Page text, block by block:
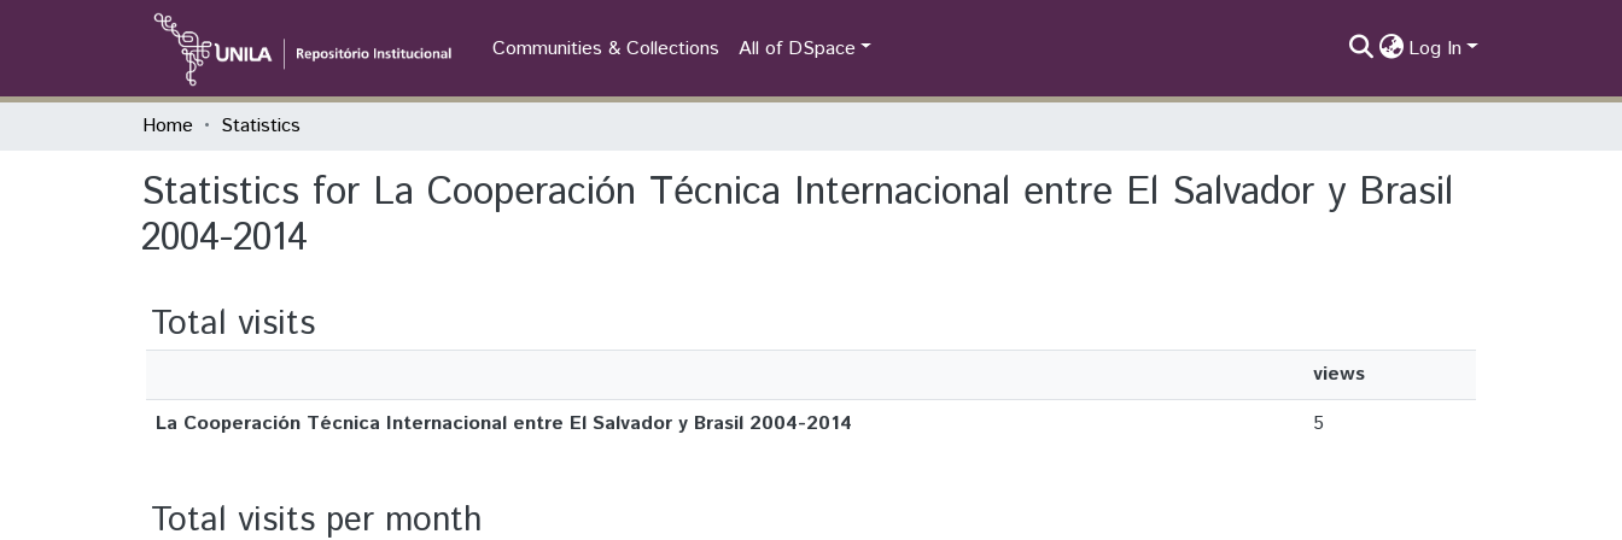
Communities & Collections All of DSpace Log In
Home Statistics
Statistics for La Cooperación Técnica Internacional entre El Salvador y Brasil
2004-2014
Total visits
views
La Cooperación Técnica Internacional entre El Salvador y Brasil 2004-2014
5
Total visits per month